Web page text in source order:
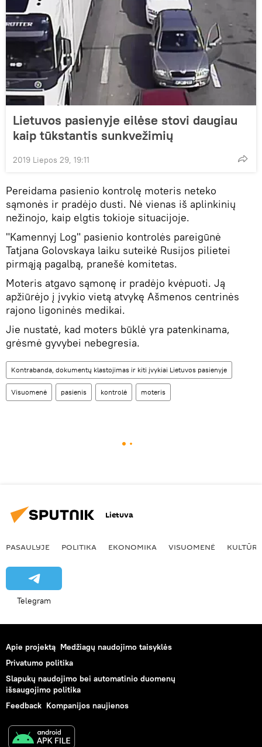
Lietuvos pasienyje eilėse stovi daugiau
kaip tūkstantis sunkvežimių
2019 Liepos 29, 19:11
Pereidama pasienio kontrolę moteris neteko
sąmonės ir pradėjo dusti. Nė vienas iš aplinkinių
nežinojo, kaip elgtis tokioje situacijoje.
"Kamennyj Log" pasienio kontrolės pareigūnė
Tatjana Golovskaya laiku suteikė Rusijos pilietei
pirmąją pagalbą, pranešė komitetas.
Moteris atgavo sąmonę ir pradėjo kvėpuoti. Ją
apžiūrėjo į įvykio vietą atvykę Ašmenos centrinės
rajono ligoninės medikai.
Jie nustatė, kad moters būklė yra patenkinama,
grėsmė gyvybei nebegresia.
Kontrabanda, dokumentų klastojimas ir kiti įvykiai Lietuvos pasienyje
Visuomenė pasienis kontrolė moteris
Lietuva
PASAULYJE POLITIKA EKONOMIKA VISUOMENĖ KULTŪRA
Telegram
Apie projektą Medžiagų naudojimo taisyklės
Privatumo politika
Slapukų naudojimo bei automatinio duomenų
išsaugojimo politika
Feedback Kompanijos naujienos